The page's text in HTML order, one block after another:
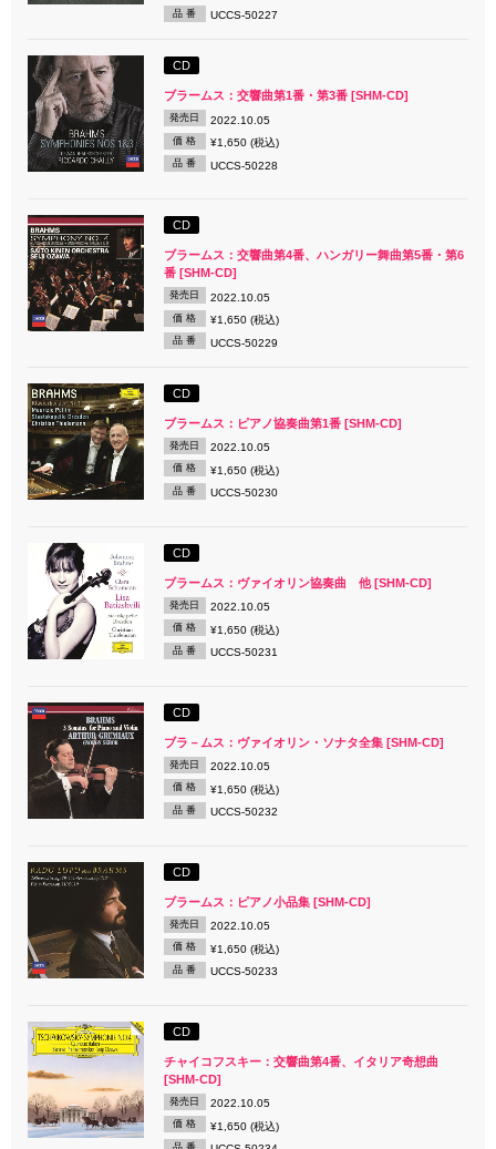
品 番 UCCS-50227
CD
ブラームス：交響曲第1番・第3番 [SHM-CD]
発売日 2022.10.05
価 格 ¥1,650 (税込)
品 番 UCCS-50228
CD
ブラームス：交響曲第4番、ハンガリー舞曲第5番・第6
番 [SHM-CD]
発売日 2022.10.05
価 格 ¥1,650 (税込)
品 番 UCCS-50229
CD
ブラームス：ピアノ協奏曲第1番 [SHM-CD]
発売日 2022.10.05
価 格 ¥1,650 (税込)
品 番 UCCS-50230
CD
ブラームス：ヴァイオリン協奏曲 他 [SHM-CD]
発売日 2022.10.05
価 格 ¥1,650 (税込)
品 番 UCCS-50231
CD
ブラ－ムス：ヴァイオリン・ソナタ全集 [SHM-CD]
発売日 2022.10.05
価 格 ¥1,650 (税込)
品 番 UCCS-50232
CD
ブラームス：ピアノ小品集 [SHM-CD]
発売日 2022.10.05
価 格 ¥1,650 (税込)
品 番 UCCS-50233
CD
チャイコフスキー：交響曲第4番、イタリア奇想曲
[SHM-CD]
発売日 2022.10.05
価 格 ¥1,650 (税込)
品 番